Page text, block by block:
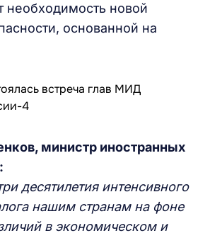
необходимость новой
основанной на
министр иностранных
десятилетия интенсивного
нашим странам на фоне
в экономическом и